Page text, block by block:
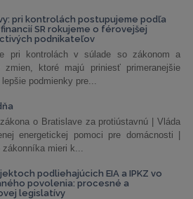
pri kontrolách postupujeme podľa
SR rokujeme o férovejšej
podnikateľov
pri kontrolách v súlade so zákonom a
zmien, ktoré majú priniesť primeranejšie
podmienky pre...
o Bratislave za protiústavnú | Vláda
energetickej pomoci pre domácnosti |
zákonníka mieri k...
podliehajúcich EIA a IPKZ vo
povolenia: procesné a
legislatívy